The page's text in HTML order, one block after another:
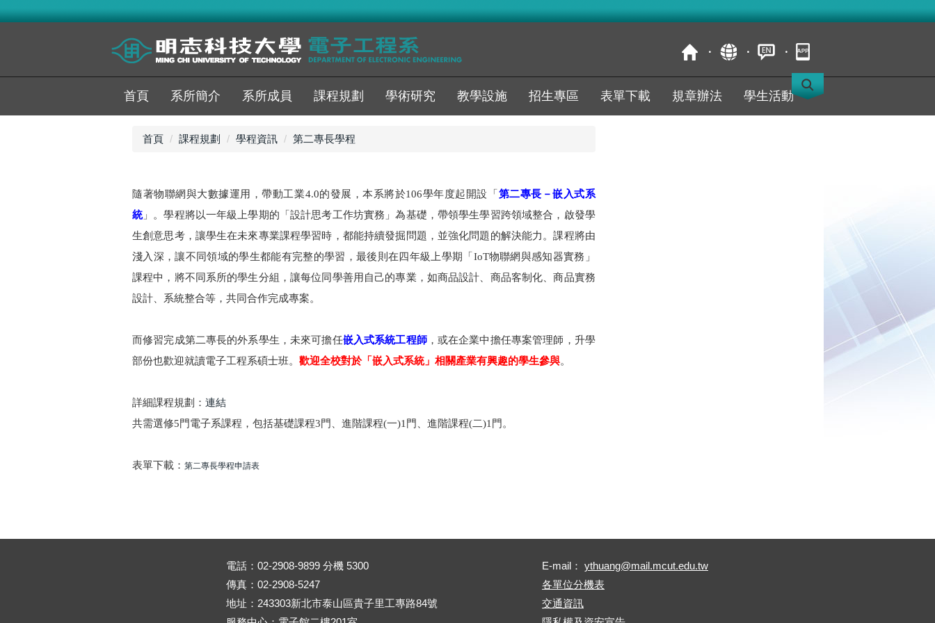
到
首頁 系所簡介 系所成員 課程規劃 學術研究 教學設施 招生專區 表單下載 規章辦法 學生活動
首頁 課程規劃 學程資訊 第二專長學程
隨著物聯網與大數據運用，帶動工業4.0的發展，本系將於106學年度起開設「 第二專長－嵌入式系
統」。學程將以一年級上學期的「設計思考工作坊實務」為基礎，帶領學生學習跨領域整合，啟發學
生創意思考，讓學生在未來專業課程學習時，都能持續發掘問題，並強化問題的解決能力。課程將由
淺入深，讓不同領域的學生都能有完整的學習，最後則在四年級上學期「IoT物聯網與感知器實務」
課程中，將不同系所的學生分組，讓每位同學善用自己的專業，如商品設計、商品客制化、商品實務
設計、系統整合等，共同合作完成專案。
而修習完成第二專長的外系學生，未來可擔任嵌入式系統工程師，或在企業中擔任專案管理師，升學
部份也歡迎就讀電子工程系碩士班。 歡迎全校對於「嵌入式系統」相關產業有興趣的學生參與。
詳細課程規劃： 連結
共需選修5門電子系課程，包括基礎課程3門、進階課程(一)1門、進階課程(二)1門。
表單下載： 第二專長學程申請表
電話：02-2908-9899 分機 5300
傳真：02-2908-5247
地址：243303新北市泰山區貴子里工專路84號
E-mail： ythuang@mail.mcut.edu.tw
各單位分機表
交通資訊